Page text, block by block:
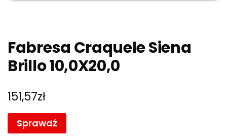
Fabresa Craquele Siena
Brillo 10,0X20,0
151,57zł
Sprawdź